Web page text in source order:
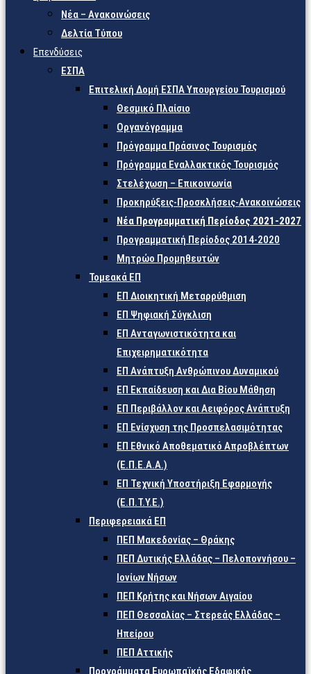
Νέα – Ανακοινώσεις
Δελτία Τύπου
Επενδύσεις
ΕΣΠΑ
Επιτελική Δομή ΕΣΠΑ Υπουργείου Τουρισμού
Θεσμικό Πλαίσιο
Οργανόγραμμα
Πρόγραμμα Πράσινος Τουρισμός
Πρόγραμμα Εναλλακτικός Τουρισμός
Στελέχωση – Επικοινωνία
Προκηρύξεις-Προσκλήσεις-Ανακοινώσεις
Νέα Προγραμματική Περίοδος 2021-2027
Προγραμματική Περίοδος 2014-2020
Μητρώο Προμηθευτών
Τομεακά ΕΠ
ΕΠ Διοικητική Μεταρρύθμιση
ΕΠ Ψηφιακή Σύγκλιση
ΕΠ Ανταγωνιστικότητα και
Επιχειρηματικότητα
ΕΠ Ανάπτυξη Ανθρώπινου Δυναμικού
ΕΠ Εκπαίδευση και Δια Βίου Μάθηση
ΕΠ Περιβάλλον και Αειφόρος Ανάπτυξη
ΕΠ Ενίσχυση της Προσπελασιμότητας
ΕΠ Εθνικό Αποθεματικό Απροβλέπτων
(Ε.Π.Ε.Α.Α.)
ΕΠ Τεχνική Υποστήριξη Εφαρμογής
(Ε.Π.Τ.Υ.Ε.)
Περιφερειακά ΕΠ
ΠΕΠ Μακεδονίας – Θράκης
ΠΕΠ Δυτικής Ελλάδας – Πελοποννήσου –
Ιονίων Νήσων
ΠΕΠ Κρήτης και Νήσων Αιγαίου
ΠΕΠ Θεσσαλίας – Στερεάς Ελλάδας –
Ηπείρου
ΠΕΠ Αττικής
Προγράμματα Ευρωπαϊκής Εδαφικής